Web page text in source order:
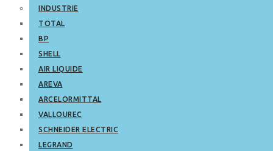
INDUSTRIE
TOTAL
BP
SHELL
AIR LIQUIDE
AREVA
ARCELORMITTAL
VALLOUREC
SCHNEIDER ELECTRIC
LEGRAND